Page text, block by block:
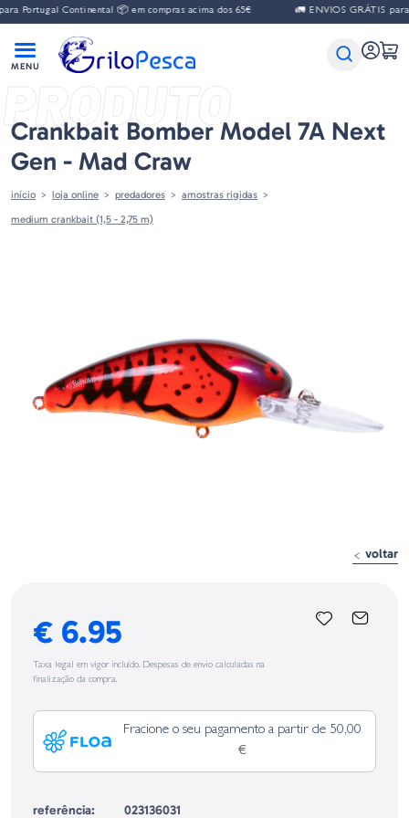
Continental 📦 em compras acima dos 65€ 🚛 ENVIOS GRÁTIS para
PRODUTO
Crankbait Bomber Model 7A Next
Gen - Mad Craw
início loja online predadores
amostras rigidas
medium crankbait (1,5 - 2,75 m)
voltar
€ 6.95
Taxa legal em vigor incluído. Despesas de envio calculadas na
finalização da compra.
Fracione o seu pagamento a partir de 50,00
€
referência:
023136031